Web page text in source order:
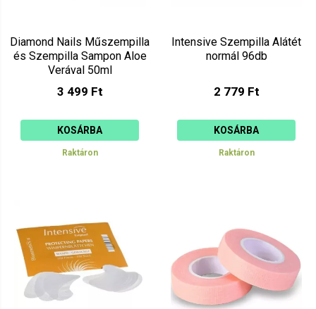
Diamond Nails Műszempilla
és Szempilla Sampon Aloe
Verával 50ml
3 499 Ft
KOSÁRBA
Raktáron
Intensive Szempilla Alátét
normál 96db
2 779 Ft
KOSÁRBA
Raktáron